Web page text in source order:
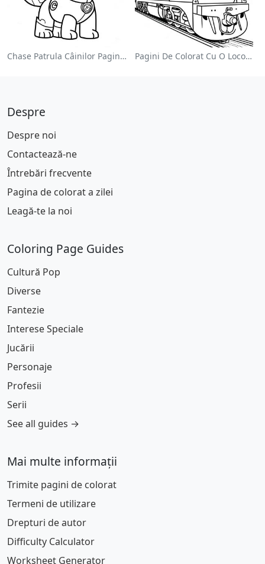
Chase Patrula Câinilor Pagina De Colorat Pagini De Colorat Cu O Locomotivă Colorată
Despre
Despre noi
Contactează-ne
Întrebări frecvente
Pagina de colorat a zilei
Leagă-te la noi
Coloring Page Guides
Cultură Pop
Diverse
Fantezie
Interese Speciale
Jucării
Personaje
Profesii
Serii
See all guides →
Mai multe informații
Trimite pagini de colorat
Termeni de utilizare
Drepturi de autor
Difficulty Calculator
Worksheet Generator